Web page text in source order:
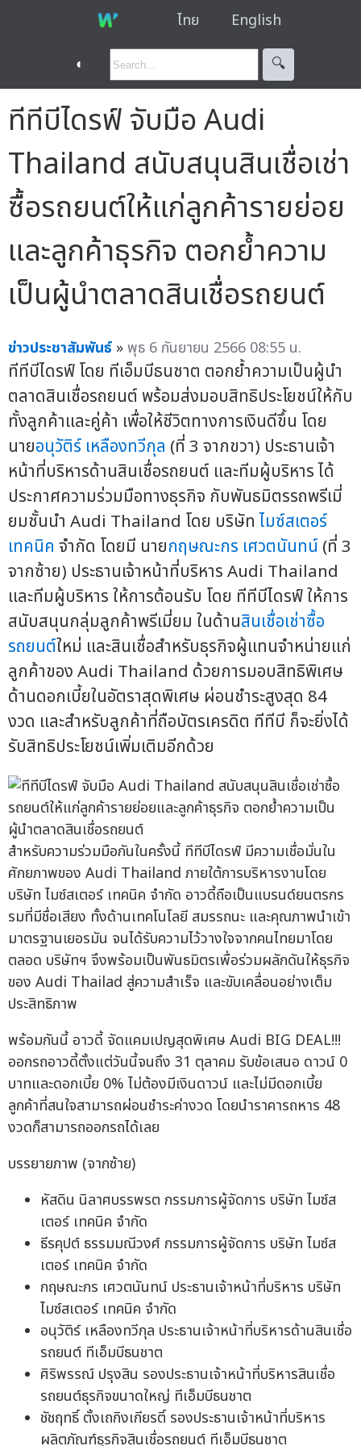
ไทย English
◐ 🔍︎
ทีทีบีไดรฟ์ จับมือ Audi
Thailand สนับสนุนสินเชื่อเช่า
ซื้อรถยนต์ให้แก่ลูกค้ารายย่อย
และลูกค้าธุรกิจ ตอกย้ำความ
เป็นผู้นำตลาดสินเชื่อรถยนต์
ข่าวประชาสัมพันธ์ »พุธ 6 กันยายน 2566 08:55 น.
ทีทีบีไดรฟ์ โดย ทีเอ็มบีธนชาต ตอกย้ำความเป็นผู้นำ
ตลาดสินเชื่อรถยนต์ พร้อมส่งมอบสิทธิประโยชน์ให้กับ
ทั้งลูกค้าและคู่ค้า เพื่อให้ชีวิตทางการเงินดีขึ้น โดย
นายอนุวัติร์ เหลืองทวีกุล (ที่ 3 จากขวา) ประธานเจ้า
หน้าที่บริหารด้านสินเชื่อรถยนต์ และทีมผู้บริหาร ได้
ประกาศความร่วมมือทางธุรกิจ กับพันธมิตรรถพรีเมี่
ยมชั้นนำ Audi Thailand โดย บริษัทไมซ์สเตอร์
เทคนิค จำกัด โดยมี นายกฤษณะกร เศวตนันทน์ (ที่ 3
จากซ้าย) ประธานเจ้าหน้าที่บริหาร Audi Thailand
และทีมผู้บริหาร ให้การต้อนรับ โดย ทีทีบีไดรฟ์ ให้การ
สนับสนุนกลุ่มลูกค้าพรีเมี่ยม ในด้านสินเชื่อเช่าซื้อ
รถยนต์ใหม่ และสินเชื่อสำหรับธุรกิจผู้แทนจำหน่ายแก่
ลูกค้าของ Audi Thailand ด้วยการมอบสิทธิพิเศษ
ด้านดอกเบี้ยในอัตราสุดพิเศษ ผ่อนชำระสูงสุด 84
งวด และสำหรับลูกค้าที่ถือบัตรเครดิต ทีทีบี ก็จะยิ่งได้
รับสิทธิประโยชน์เพิ่มเติมอีกด้วย
สำหรับความร่วมมือกันในครั้งนี้ ทีทีบีไดรฟ์ มีความเชื่อมั่นใน
ศักยภาพของ Audi Thailand ภายใต้การบริหารงานโดย
บริษัท ไมซ์สเตอร์ เทคนิค จำกัด อาวดี้ถือเป็นแบรนด์ยนตรกร
รมที่มีชื่อเสียง ทั้งด้านเทคโนโลยี สมรรถนะ และคุณภาพนำเข้า
มาตรฐานเยอรมัน จนได้รับความไว้วางใจจากคนไทยมาโดย
ตลอด บริษัทฯ จึงพร้อมเป็นพันธมิตรเพื่อร่วมผลักดันให้ธุรกิจ
ของ Audi Thailad สู่ความสำเร็จ และขับเคลื่อนอย่างเต็ม
ประสิทธิภาพ
พร้อมกันนี้ อาวดี้ จัดแคมเปญสุดพิเศษ Audi BIG DEAL!!!
ออกรถอาวดี้ตั้งแต่วันนี้จนถึง 31 ตุลาคม รับข้อเสนอ ดาวน์ 0
บาทและดอกเบี้ย 0% ไม่ต้องมีเงินดาวน์ และไม่มีดอกเบี้ย
ลูกค้าที่สนใจสามารถผ่อนชำระค่างวด โดยนำราคารถหาร 48
งวดก็สามารถออกรถได้เลย
บรรยายภาพ (จากซ้าย)
หัสดิน นิลาศบรรพรต กรรมการผู้จัดการ บริษัท ไมซ์ส
เตอร์ เทคนิค จำกัด
ธีรคุปต์ ธรรมมณีวงศ์ กรรมการผู้จัดการ บริษัท ไมซ์ส
เตอร์ เทคนิค จำกัด
กฤษณะกร เศวตนันทน์ ประธานเจ้าหน้าที่บริหาร บริษัท
ไมซ์สเตอร์ เทคนิค จำกัด
อนุวัติร์ เหลืองทวีกุล ประธานเจ้าหน้าที่บริหารด้านสินเชื่อ
รถยนต์ ทีเอ็มบีธนชาต
ศิริพรรณ์ ปรุงสิน รองประธานเจ้าหน้าที่บริหารสินเชื่อ
รถยนต์ธุรกิจขนาดใหญ่ ทีเอ็มบีธนชาต
ชัชฤทธิ์ ตั้งเถกิงเกียรติ์ รองประธานเจ้าหน้าที่บริหาร
ผลิตภัณฑ์ธุรกิจสินเชื่อรถยนต์ ทีเอ็มบีธนชาต